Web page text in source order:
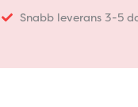
Snabb leverans 3-5